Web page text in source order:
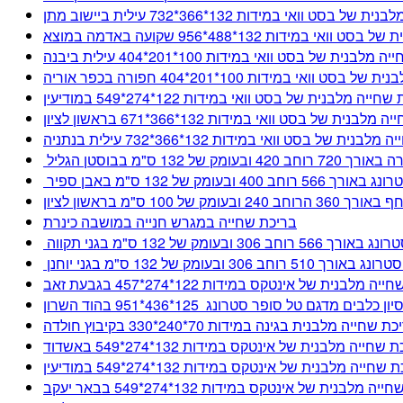
וואי במידות 132*366*732 עילית ביישוב מתן
132*488*956 שקועה באדמה במוצא
של בסט וואי במידות 100*201*404 עילית ביבנה
במידות 100*201*404 חפורה בכפר אוריה
מלבנית של בסט וואי במידות 122*274*549 במודיעין
של בסט וואי במידות 132*366*671 בראשון לציון
של בסט וואי במידות 132*366*732 עילית בנתניה
ס"מ בבוסטן הגליל
של 132 ס"מ באבן ספיר
ס"מ בראשון לציון
בריכת שחייה במגרש חנייה במושבה כינרת
של 132 ס"מ בגני תקווה
של 132 ס"מ בגני יוחנן
מלבנית של אינטקס במידות 122*274*457 בגבעת זאב
מדגם טל סופר סטרונג 125*436*951 בהוד השרון
שחייה מלבנית בגינה במידות 70*240*330 בקיבוץ חולדה
מלבנית של אינטקס במידות 132*274*549 באשדוד
מלבנית של אינטקס במידות 132*274*549 במודיעין
מלבנית של אינטקס במידות 132*274*549 בבאר יעקב